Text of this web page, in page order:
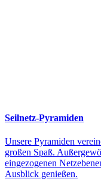
Seilnetz-Pyramiden
Unsere Pyramiden
großen Spaß.
eingezogenen
Ausblick genießen.